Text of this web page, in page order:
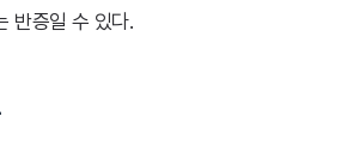
반증일 수 있다.